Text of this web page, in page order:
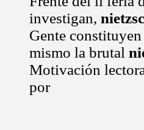
investigan,
Gente
mismo la brutal
Motivación
por